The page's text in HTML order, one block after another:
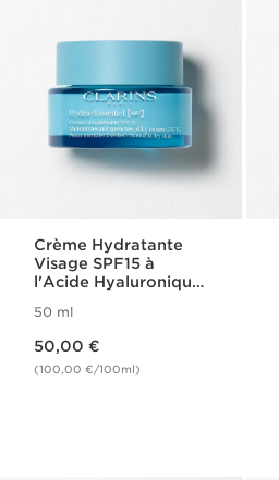
Crème Hydratante
Visage SPF15 à
l'Acide Hyaluronique
50 ml
50,00 €
(100,00 €/100ml)